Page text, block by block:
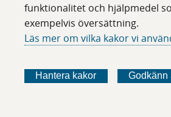
funktionalitet och hjälpmedel
exempelvis översättning.
Läs mer om vilka kakor vi
Hantera kakor Godkänn
Antitrypsin, S-
Klinisk kemi
Klinisk kemi